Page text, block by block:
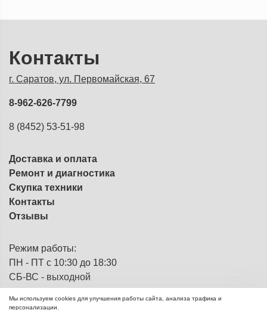
Контакты
г. Саратов, ул. Первомайская, 67
8-962-626-7799
8 (8452) 53-51-98
Доставка и оплата
Ремонт и диагностика
Скупка техники
Контакты
Отзывы
Режим работы:
ПН - ПТ с 10:30 до 18:30
СБ-ВС - выходной
Мы используем cookies для улучшения работы сайта, анализа трафика и
персонализации.